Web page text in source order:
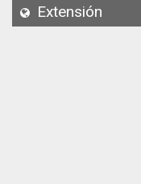
API
Extensión